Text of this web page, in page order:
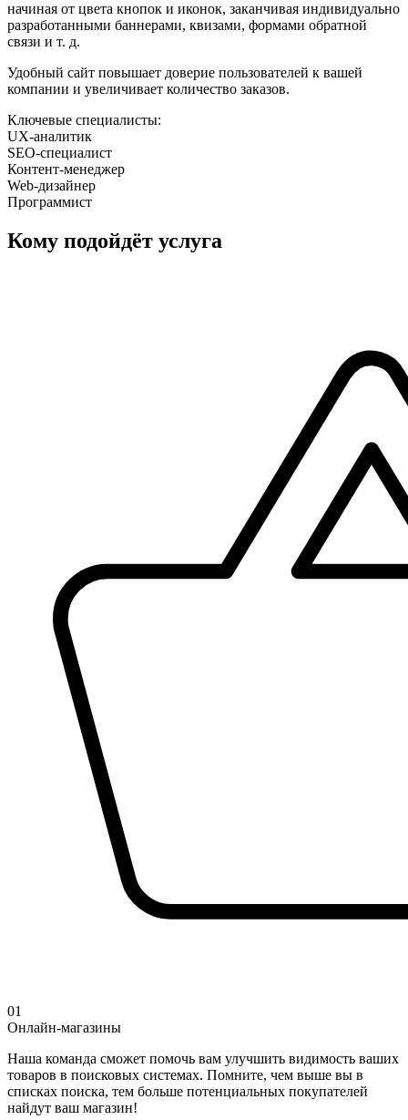
начиная от цвета кнопок и иконок, заканчивая индивидуально
разработанными баннерами, квизами, формами обратной
связи и т. д.
Удобный сайт повышает доверие пользователей к вашей
компании и увеличивает количество заказов.
Ключевые специалисты:
UX-аналитик
SEO-специалист
Контент-менеджер
Web-дизайнер
Программист
Кому подойдёт услуга
01
Онлайн-магазины
Наша команда сможет помочь вам улучшить видимость ваших
товаров в поисковых системах. Помните, чем выше вы в
списках поиска, тем больше потенциальных покупателей
найдут ваш магазин!